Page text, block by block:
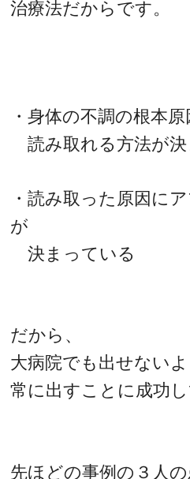
治療法だからです。
・身体の不調の根本原
読み取れる方法が決
・読み取った原因に
が
決まっている
だから、
大病院でも出せない
常に出すことに成功
先ほどの事例の３人の